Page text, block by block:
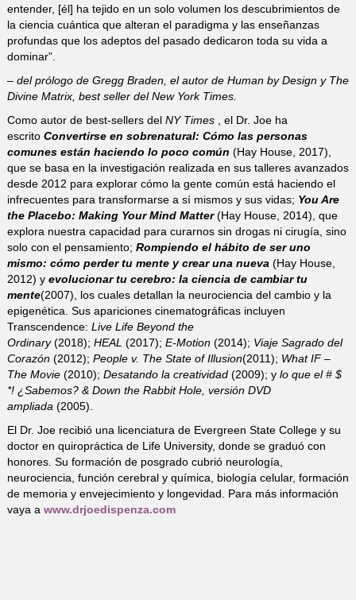
entender, [él] ha tejido en un solo volumen los descubrimientos de
la ciencia cuántica que alteran el paradigma y las enseñanzas
profundas que los adeptos del pasado dedicaron toda su vida a
dominar”.
– del prólogo de Gregg Braden, el autor de Human by Design y The
Divine Matrix, best seller del New York Times.
Como autor de best-sellers del NY Times, el Dr. Joe ha
escrito Convertirse en sobrenatural: Cómo las personas
comunes están haciendo lo poco común (Hay House, 2017),
que se basa en la investigación realizada en sus talleres avanzados
desde 2012 para explorar cómo la gente común está haciendo el
infrecuentes para transformarse a sí mismos y sus vidas; You Are
the Placebo: Making Your Mind Matter(Hay House, 2014), que
explora nuestra capacidad para curarnos sin drogas ni cirugía, sino
solo con el pensamiento; Rompiendo el hábito de ser uno
mismo: cómo perder tu mente y crear una nueva (Hay House,
2012) y evolucionar tu cerebro: la ciencia de cambiar tu
mente(2007), los cuales detallan la neurociencia del cambio y la
epigenética. Sus apariciones cinematográficas incluyen
Transcendence: Live Life Beyond the
Ordinary(2018); HEAL (2017); E-Motion(2014); Viaje Sagrado del
Corazón(2012); People v. The State of Illusion(2011); What IF –
The Movie(2010); Desatando la creatividad(2009); y lo que el # $
*! ¿Sabemos? & Down the Rabbit Hole, versión DVD
ampliada (2005).
El Dr. Joe recibió una licenciatura de Evergreen State College y su
doctor en quiropráctica de Life University, donde se graduó con
honores. Su formación de posgrado cubrió neurología,
neurociencia, función cerebral y química, biología celular, formación
de memoria y envejecimiento y longevidad. Para más información
vaya a www.drjoedispenza.com